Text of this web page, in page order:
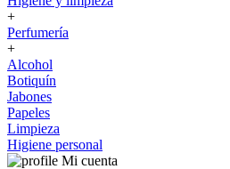
+
Perfumería
+
Alcohol
Botiquín
Jabones
Papeles
Limpieza
Higiene personal
Mi cuenta